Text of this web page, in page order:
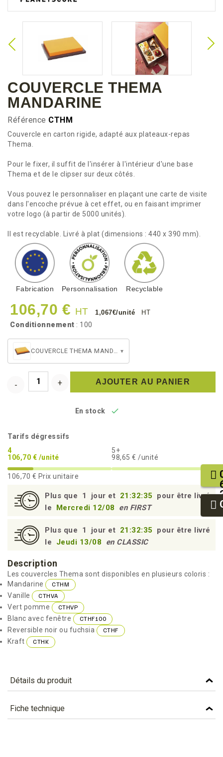
COUVERCLE THEMA
MANDARINE
Référence CTHM
Couvercle en carton rigide, adapté aux plateaux-repas
Thema.
Pour le fixer, il suffit de l'insérer à l'intérieur d'une base
Thema et de le clipser sur deux côtés.
Vous pouvez le personnaliser en plaçant une carte de visite
dans l'encoche prévue à cet effet, ou en faisant imprimer
votre logo (à partir de 5000 unités).
Il est recyclable. Livré à plat (dimensions : 440 x 390 mm).
Fabrication Personnalisation Recyclable
106,70 € HT 1,067€/unité HT
Conditionnement : 100
▾
AJOUTER AU PANIER
En stock 
Tarifs dégressifs
4
106,70 € /unité
5+
98,65 € /unité
106,70 € Prix unitaire
Plus que 1 jour et 21:32:34
pour être livré
le
Mercredi 12/08 en FIRST
Plus que 1 jour et 21:32:34
pour être livré
le
Jeudi 13/08 en CLASSIC
Description
Les couvercles Thema sont disponibles en plusieurs coloris :
Mandarine
CTHM
Vanille CTHVA
Vert pomme CTHVP
Blanc avec fenêtre CTHF100
Reversible noir ou fuchsia CTHF
Kraft CTHK
Détails du produit
Référence CTHM
Caractéristiques
Fiche technique